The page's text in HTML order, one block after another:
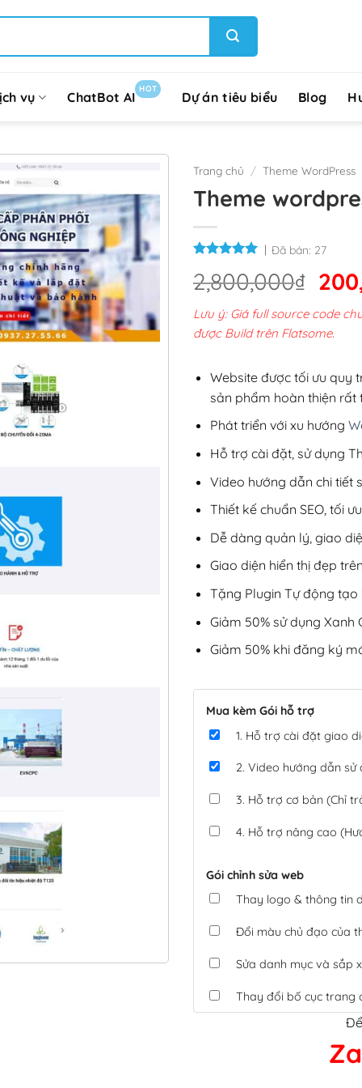
vụ ChatBot AI
HOT
Dự án tiêu biểu Blog
Trang chủ / Theme WordPress
Theme
Đã bán: 27
2,800,000₫ Giá
gốc
là:
Lưu ý: Giá full source code
được Build trên Flatsome.
Website được tối ưu quy
sản phẩm hoàn thiện rất
Phát triển với xu hướng
Hỗ trợ cài đặt, sử dụng
Video hướng dẫn chi tiết
Thiết kế chuẩn SEO, tối
Dễ dàng quản lý, giao
Giao diện hiển thị đẹp
Tặng Plugin Tự động tạo
Giảm 50% sử dụng Xanh
Giảm 50% khi đăng ký
Mua kèm Gói hỗ trợ
1. Hỗ trợ cài đặt giao
2. Video hướng dẫn
3. Hỗ trợ cơ bản (Chỉ
4. Hỗ trợ nâng cao
Gói chỉnh sửa web
Thay logo & thông tin
Đổi màu chủ đạo của
Sửa danh mục và sắp
Thay đổi bố cục trang
Tích hợp thanh toán
Xác minh Website,